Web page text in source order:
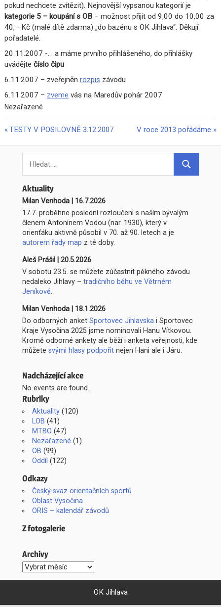
pokud nechcete zvítězit). Nejnovější vypsanou kategorií je
kategorie 5 – koupání s OB – možnost přijít od 9,00 do 10,00 za
40,– Kč (malé dítě zdarma) „do bazénu s OK Jihlava“. Děkují
pořadatelé.
20.11.2007 -… a máme prvního přihlášeného, do přihlášky
uvádějtečíslo čipu
6.11.2007 – zveřejněnrozpis závodu
6.11.2007 – zveme vás na Maredův pohár 2007
Nezařazené
Navigace
pro
příspěvek
Previous
TESTY V POSILOVNĚ 3.12.2007
Next
V roce 2013 pořádáme
for:
Hledat
Aktuality
Milan Venhoda
16.7.2026
17.7. proběhne poslední rozloučení s naším bývalým
členem Antonínem Vodou (nar. 1930), který v
orienťáku aktivně působil v 70. až 90. letech a je
autorem řady map z té doby.
Aleš Prášil |20.5.2026
V sobotu 23.5. se můžete zúčastnit pěkného závodu
nedaleko Jihlavy –tradičního běhu ve Větrném
Jeníkově
Milan Venhoda
18.1.2026
Do odborných anketSportovec Jihlavska i Sportovec
Kraje Vysočina 2025 jsme nominovali Hanu Vítkovou.
Kromě odborné ankety ale běží i anketa veřejnosti, kde
můžetesvými hlasy podpořit nejen Hani ale i Járu.
Nadcházející akce
No events are found.
Rubriky
Aktuality(120)
LOB (41)
MTBO (47)
Nezařazené (1)
OB (99)
Oddíl (122)
Odkazy
Český svaz orientačních sportů
Oblast Vysočina
ORIS – kalendář závodů
Z fotogalerie
Archivy
Archivy
OK Jihlava